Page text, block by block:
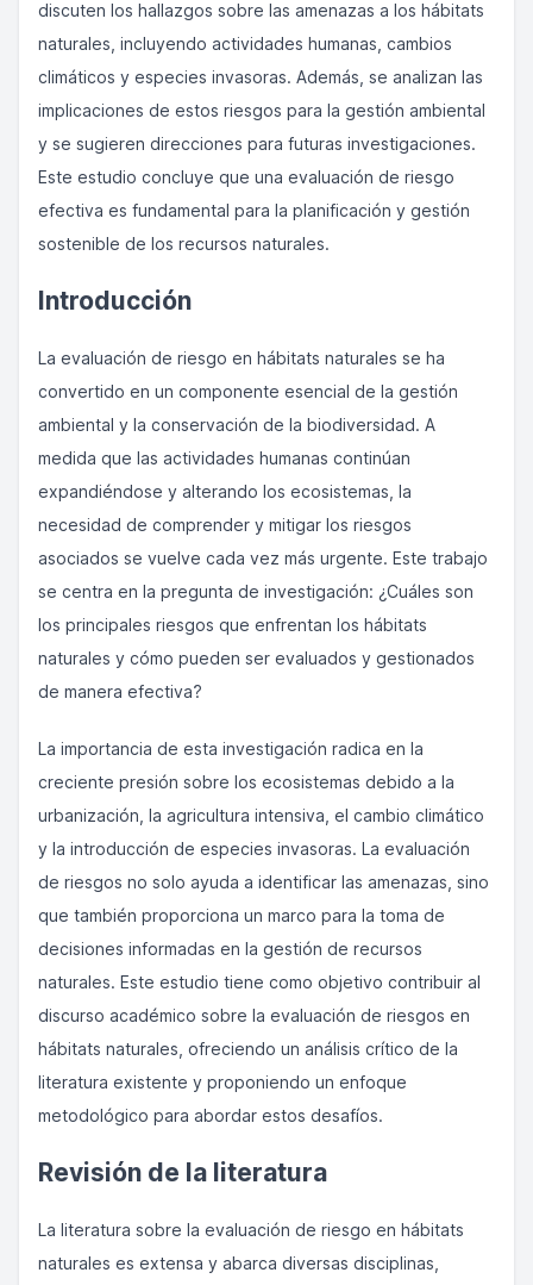
discuten los hallazgos sobre las amenazas a los hábitats
naturales, incluyendo actividades humanas, cambios
climáticos y especies invasoras. Además, se analizan las
implicaciones de estos riesgos para la gestión ambiental
y se sugieren direcciones para futuras investigaciones.
Este estudio concluye que una evaluación de riesgo
efectiva es fundamental para la planificación y gestión
sostenible de los recursos naturales.
Introducción
La evaluación de riesgo en hábitats naturales se ha
convertido en un componente esencial de la gestión
ambiental y la conservación de la biodiversidad. A
medida que las actividades humanas continúan
expandiéndose y alterando los ecosistemas, la
necesidad de comprender y mitigar los riesgos
asociados se vuelve cada vez más urgente. Este trabajo
se centra en la pregunta de investigación: ¿Cuáles son
los principales riesgos que enfrentan los hábitats
naturales y cómo pueden ser evaluados y gestionados
de manera efectiva?
La importancia de esta investigación radica en la
creciente presión sobre los ecosistemas debido a la
urbanización, la agricultura intensiva, el cambio climático
y la introducción de especies invasoras. La evaluación
de riesgos no solo ayuda a identificar las amenazas, sino
que también proporciona un marco para la toma de
decisiones informadas en la gestión de recursos
naturales. Este estudio tiene como objetivo contribuir al
discurso académico sobre la evaluación de riesgos en
hábitats naturales, ofreciendo un análisis crítico de la
literatura existente y proponiendo un enfoque
metodológico para abordar estos desafíos.
Revisión de la literatura
La literatura sobre la evaluación de riesgo en hábitats
naturales es extensa y abarca diversas disciplinas,